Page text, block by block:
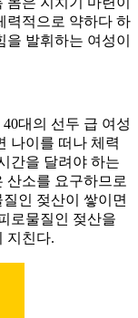
력적으로 약하다 하
발휘하는 여성이
대의 선두 급 여성
나이를 떠나 체력
간을 달려야 하는
산소를 요구하므로
인 젖산이 쌓이면
로물질인 젖산을
지친다.